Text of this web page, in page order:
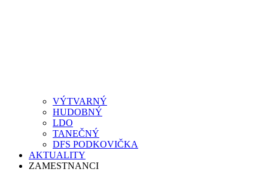
VÝTVARNÝ
HUDOBNÝ
LDO
TANEČNÝ
DFS PODKOVIČKA
AKTUALITY
ZAMESTNANCI